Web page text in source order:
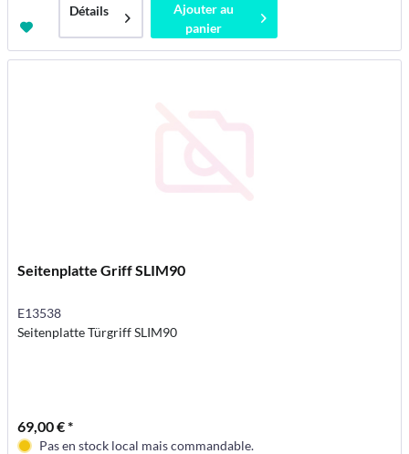
Détails
Ajouter au
panier
Seitenplatte Griff SLIM90
E13538
Seitenplatte Türgriff SLIM90
69,00 € *
Pas en stock local mais commandable.